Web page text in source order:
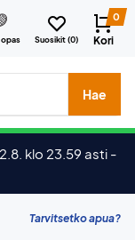
opas Suosikit (0)
0
Kori
Hae
klo 23.59 asti -
Tarvitsetko apua?